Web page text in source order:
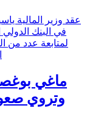
في البنك
لمتابعة عدد من
ماغي
وتروي